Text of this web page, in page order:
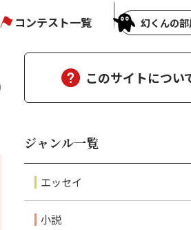
コンテスト一覧 幻くんの
このサイトについ
ジャンル一覧
エッセイ
小説